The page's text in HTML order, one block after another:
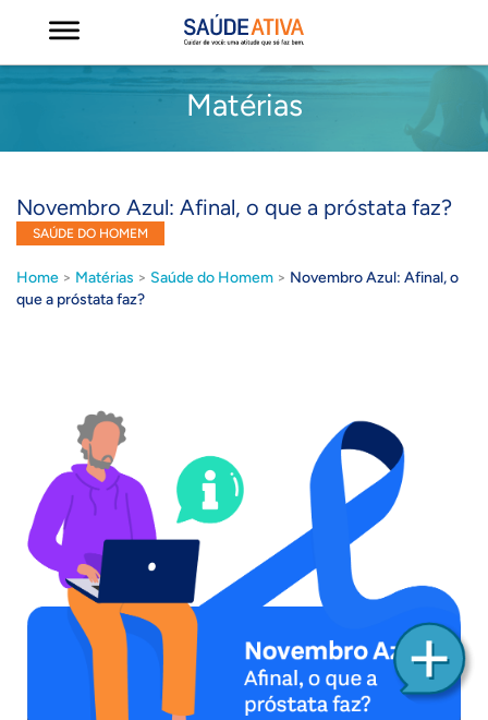
Matérias
Novembro Azul: Afinal, o que a próstata faz?
SAÚDE DO HOMEM
Home > Matérias > Saúde do Homem > Novembro Azul: Afinal, o
que a próstata faz?